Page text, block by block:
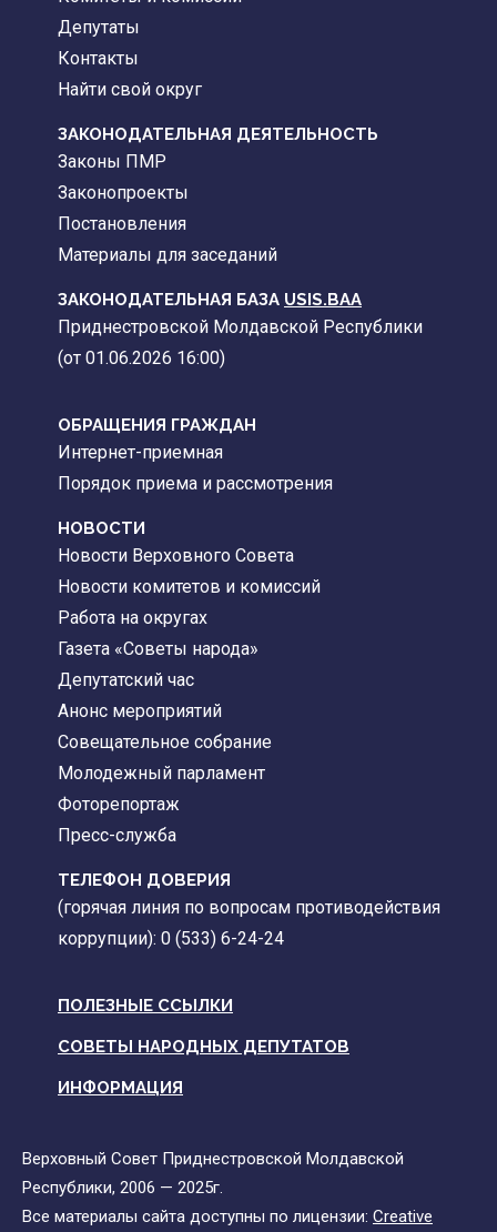
Депутаты
Контакты
Найти свой округ
ЗАКОНОДАТЕЛЬНАЯ ДЕЯТЕЛЬНОСТЬ
Законы ПМР
Законопроекты
Постановления
Материалы для заседаний
ЗАКОНОДАТЕЛЬНАЯ БАЗА USIS.BAA
Приднестровской Молдавской Республики
(от 01.06.2026 16:00)
ОБРАЩЕНИЯ ГРАЖДАН
Интернет-приемная
Порядок приема и рассмотрения
НОВОСТИ
Новости Верховного Совета
Новости комитетов и комиссий
Работа на округах
Газета «Советы народа»
Депутатский час
Анонс мероприятий
Совещательное собрание
Молодежный парламент
Фоторепортаж
Пресс-служба
ТЕЛЕФОН ДОВЕРИЯ
(горячая линия по вопросам противодействия
коррупции): 0 (533) 6-24-24
ПОЛЕЗНЫЕ ССЫЛКИ
СОВЕТЫ НАРОДНЫХ ДЕПУТАТОВ
ИНФОРМАЦИЯ
Верховный Совет Приднестровской Молдавской
Республики, 2006 — 2025г.
Все материалы сайта доступны по лицензии: Creative